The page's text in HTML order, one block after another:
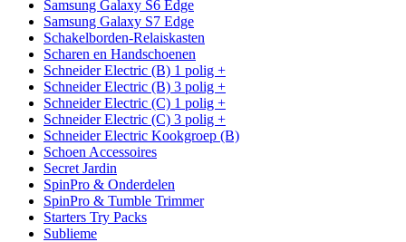
Samsung Galaxy S6 Edge
Samsung Galaxy S7 Edge
Schakelborden-Relaiskasten
Scharen en Handschoenen
Schneider Electric (B) 1 polig +
Schneider Electric (B) 3 polig +
Schneider Electric (C) 1 polig +
Schneider Electric (C) 3 polig +
Schneider Electric Kookgroep (B)
Schoen Accessoires
Secret Jardin
SpinPro & Onderdelen
SpinPro & Tumble Trimmer
Starters Try Packs
Sublieme